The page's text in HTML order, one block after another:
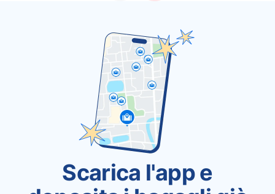
Scarica l'app e